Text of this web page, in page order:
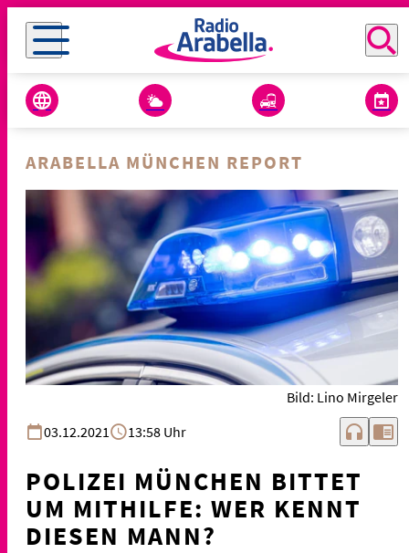
ARABELLA MÜNCHEN REPORT
Bild: Lino Mirgeler
03.12.2021
13:58 Uhr headphones chrome_reader_mode
POLIZEI MÜNCHEN BITTET
UM MITHILFE: WER KENNT
DIESEN MANN?